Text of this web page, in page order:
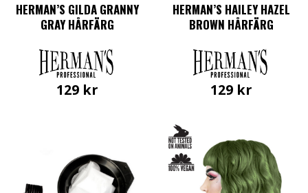
HERMAN’S GILDA GRANNY
GRAY HÅRFÄRG
129 kr
HERMAN’S HAILEY HAZEL
BROWN HÅRFÄRG
129 kr